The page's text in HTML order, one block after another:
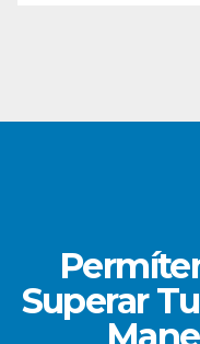
Superar